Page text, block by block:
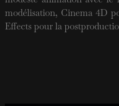
modélisation, Cinema 4D
Effects pour la